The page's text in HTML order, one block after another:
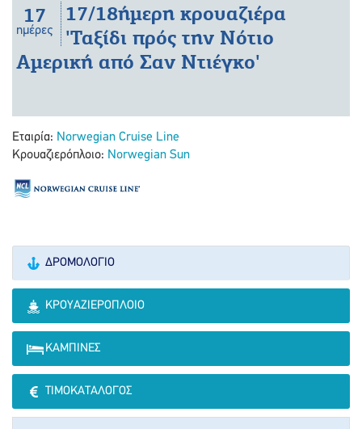
17
ημέρες
17/18ήμερη κρουαζιέρα
'Ταξίδι πρός την Νότιο
Αμερική από Σαν Ντιέγκο'
Εταιρία: Norwegian Cruise Line
Κρουαζιερόπλοιο: Norwegian Sun
ΔΡΟΜΟΛΌΓΙΟ
ΚΡΟΥΑΖΙΕΡΌΠΛΟΙΟ
ΚΑΜΠΊΝΕΣ
ΤΙΜΟΚΑΤΆΛΟΓΟΣ